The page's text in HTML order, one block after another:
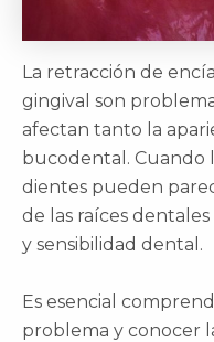
La retracción de
gingival son
afectan tanto la
bucodental. Cuando
dientes pueden
de las raíces
y sensibilidad dental.
Es esencial
problema y conocer